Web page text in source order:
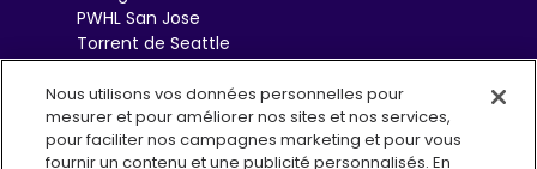
PWHL San Jose
Torrent de Seattle
Sceptres de Toronto
Goldeneyes de
Vancouver
Nous utilisons vos données personnelles pour
mesurer et pour améliorer nos sites et nos services,
pour faciliter nos campagnes marketing et pour vous
fournir un contenu et une publicité personnalisés. En